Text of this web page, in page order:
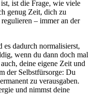
ist die Frage, wie viele
genug Zeit, dich zu
– immer an der
es dadurch normalisierst,
wenn du dann doch mal
deine eigene Zeit und
der Selbstfürsorge: Du
zu verausgaben.
und nimmst deine